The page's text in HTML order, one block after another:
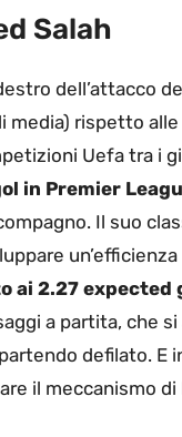
Salah
dell’attacco
media) rispetto
Uefa tra i
in Premier
Il suo
ai 2.27 expected
a partita, che si
defilato. E
il meccanismo di